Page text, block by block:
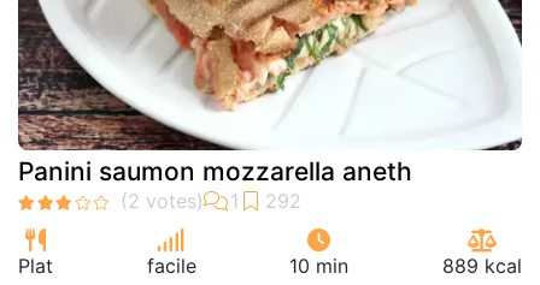
Panini saumon mozzarella aneth
Plat facile 10 min 889 kcal